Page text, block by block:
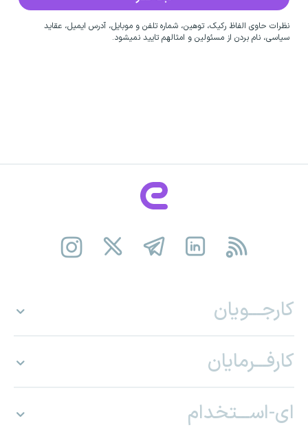
نظرات حاوی الفاظ رکیک، توهین، شماره تلفن و موبایل، آدرس ایمیل، عقاید
سیاسی، نام بردن از مسئولین و امثالهم تایید نمیشود.
کارجـــویان
کارفـــرمایان
ای-اســـتخدام